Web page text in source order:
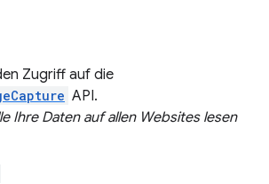
Zugriff auf die
API.
Ihre Daten auf allen Websites lesen